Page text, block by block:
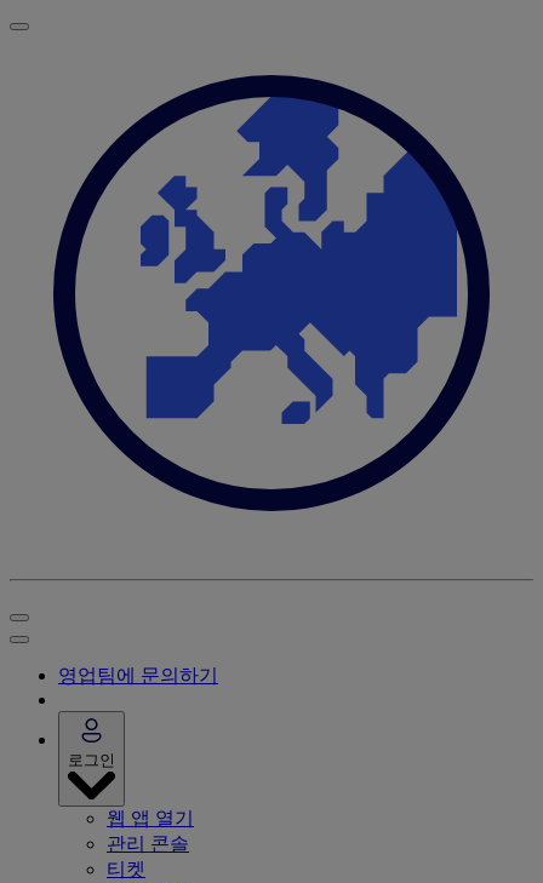
영업팀에 문의하기
로그인
웹 앱 열기
관리 콘솔
티켓